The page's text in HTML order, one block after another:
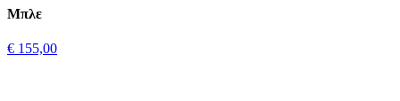
Μπλε
€ 155,00